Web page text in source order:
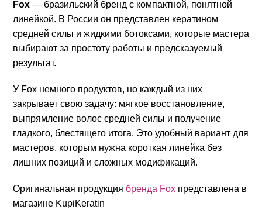
Fox — бразильский бренд с компактной, понятной
линейкой. В России он представлен кератином
средней силы и жидкими ботоксами, которые мастера
выбирают за простоту работы и предсказуемый
результат.
У Fox немного продуктов, но каждый из них
закрывает свою задачу: мягкое восстановление,
выпрямление волос средней силы и получение
гладкого, блестящего итога. Это удобный вариант для
мастеров, которым нужна короткая линейка без
лишних позиций и сложных модификаций.
Оригинальная продукция бренда Fox представлена в
магазине KupiKeratin